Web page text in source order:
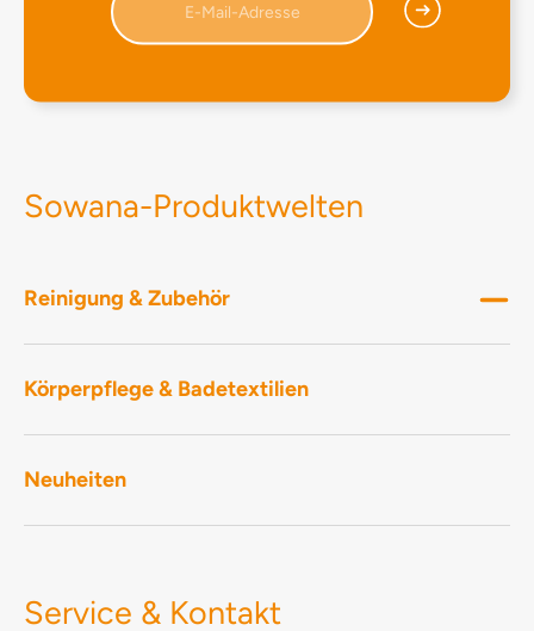
Sowana-Produktwelten
Reinigung & Zubehör
Körperpflege & Badetextilien
Neuheiten
Service & Kontakt